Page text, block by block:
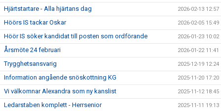
Hjärtstartare - Alla hjärtans dag 2026-02-13 12:57
Höörs IS tackar Oskar 2026-02-05 15:49
Höör IS söker kandidat till posten som ordförande 2026-01-23 10:02
Årsmöte 24 februari 2026-01-22 11:41
Trygghetsansvarig 2025-12-19 12:24
Information angående snöskottning KG 2025-11-20 17:20
Vi välkomnar Alexandra som ny kanslist 2025-11-12 18:45
Ledarstaben komplett - Herrsenior 2025-11-11 19:13